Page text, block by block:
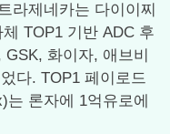
라제네카는 다이이찌
TOP1 기반 ADC 후
화이자, 애브비
다. TOP1 페이로드
는 론자에 1억유로에